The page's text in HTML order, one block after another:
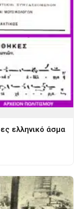
ελληνικό άσμα